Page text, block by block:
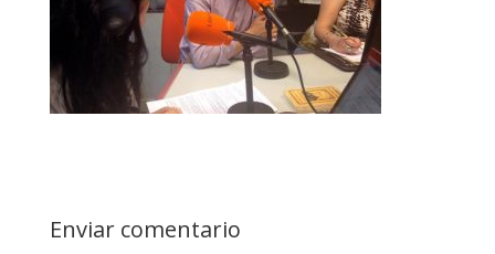
Enviar comentario